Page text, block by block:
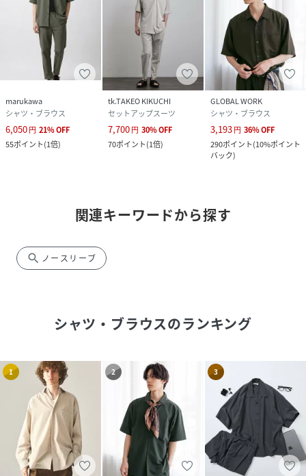
marukawa
シャツ・ブラウス
6,050円 21%OFF
55ポイント(1倍)
tk.TAKEO KIKUCHI
セットアップスーツ
7,700円 30%OFF
70ポイント(1倍)
GLOBAL WORK
シャツ・ブラウス
3,193円 36%OFF
290ポイント(10%ポイント
バック)
関連キーワードから探す
search ノースリーブ
シャツ・ブラウスのランキング
1 2 3